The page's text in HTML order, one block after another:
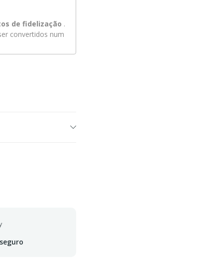
de fidelização .
convertidos num